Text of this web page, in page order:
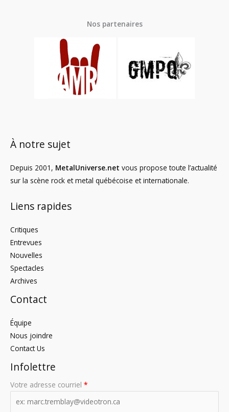
Nos partenaires
À notre sujet
Depuis 2001, MetalUniverse.net vous propose toute l’actualité
sur la scène rock et metal québécoise et internationale.
Liens rapides
Critiques
Entrevues
Nouvelles
Spectacles
Archives
Contact
Équipe
Nous joindre
Contact Us
Infolettre
Votre adresse courriel *